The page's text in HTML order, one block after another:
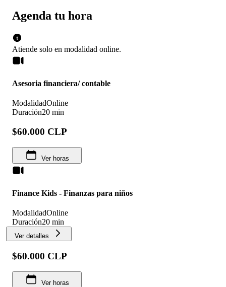
Agenda tu hora
Atiende solo en modalidad online.
Asesoria financiera/ contable
ModalidadOnline
Duración20 min
$60.000 CLP
Ver horas
Finance Kids - Finanzas para niños
ModalidadOnline
Duración20 min
Ver detalles
$60.000 CLP
Ver horas